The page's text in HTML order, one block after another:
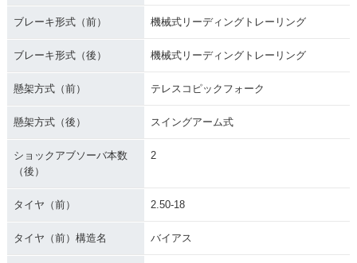
ブレーキ形式（前） 機械式リーディングトレーリング
ブレーキ形式（後） 機械式リーディングトレーリング
懸架方式（前） テレスコピックフォーク
懸架方式（後） スイングアーム式
ショックアブソーバ本数
（後）
2
タイヤ（前） 2.50-18
タイヤ（前）構造名 バイアス